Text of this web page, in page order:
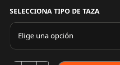
SELECCIONA TIPO DE TAZA